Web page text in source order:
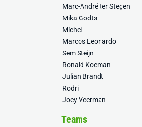
Marc-André ter Stegen
Mika Godts
Míchel
Marcos Leonardo
Sem Steijn
Ronald Koeman
Julian Brandt
Rodri
Joey Veerman
Teams